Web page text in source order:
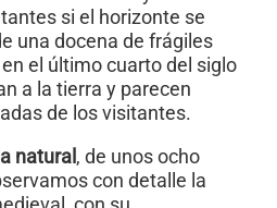
si el horizonte se
una docena de frágiles
el último cuarto del siglo
a la tierra y parecen
de los visitantes.
natural , de unos ocho
con detalle la